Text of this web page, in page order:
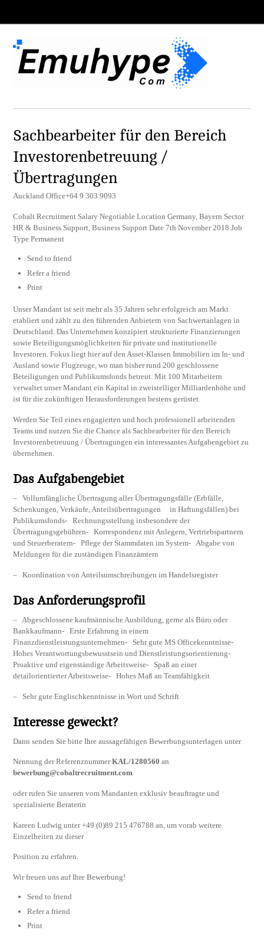
Sachbearbeiter für den Bereich
Investorenbetreuung /
Übertragungen
Auckland Office+64 9 303 9093
Cobalt Recruitment Salary Negotiable Location Germany, Bayern Sector
HR & Business Support, Business Support Date 7th November 2018 Job
Type Permanent
Send to friend
Refer a friend
Print
Unser Mandant ist seit mehr als 35 Jahren sehr erfolgreich am Markt
etabliert und zählt zu den führenden Anbietern von Sachwertanlagen in
Deutschland. Das Unternehmen konzipiert strukturierte Finanzierungen
sowie Beteiligungsmöglichkeiten für private und institutionelle
Investoren. Fokus liegt hier auf den Asset-Klassen Immobilien im In- und
Ausland sowie Flugzeuge, wo man bisher rund 200 geschlossene
Beteiligungen und Publikumsfonds betreut. Mit 100 Mitarbeitern
verwaltet unser Mandant ein Kapital in zweistelliger Milliardenhöhe und
ist für die zukünftigen Herausforderungen bestens gerüstet.
Werden Sie Teil eines engagierten und hoch professionell arbeitenden
Teams und nutzen Sie die Chance als Sachbearbeiter für den Bereich
Investorenbetreuung / Übertragungen ein interessantes Aufgabengebiet zu
übernehmen.
Das Aufgabengebiet
– Vollumfängliche Übertragung aller Übertragungsfälle (Erbfälle,
Schenkungen, Verkäufe, Anteilsübertragungen in Haftungsfällen) bei
Publikumsfonds- Rechnungsstellung insbesondere der
Übertragungsgebühren- Korrespondenz mit Anlegern, Vertriebspartnern
und Steuerberatern- Pflege der Stammdaten im System- Abgabe von
Meldungen für die zuständigen Finanzämtern
– Koordination von Anteilsumschreibungen im Handelsregister
Das Anforderungsprofil
– Abgeschlossene kaufmännische Ausbildung, gerne als Büro oder
Bankkaufmann- Erste Erfahrung in einem
Finanzdienstleistungsunternehmen- Sehr gute MS Officekenntnisse-
Hohes Verantwortungsbewusstsein und Dienstleistungsorientierung-
Proaktive und eigenständige Arbeitsweise- Spaß an einer
detailorientierter Arbeitsweise- Hohes Maß an Teamfähigkeit
– Sehr gute Englischkenntnisse in Wort und Schrift
Interesse geweckt?
Dann senden Sie bitte Ihre aussagefähigen Bewerbungsunterlagen unter
Nennung der ReferenznummerKAL/1280560 an
bewerbung@cobaltrecruitment.com
oder rufen Sie unseren vom Mandanten exklusiv beauftragte und
spezialisierte Beraterin
Kareen Ludwig unter +49 (0)89 215 476788 an, um vorab weitere
Einzelheiten zu dieser
Position zu erfahren.
Wir freuen uns auf Ihre Bewerbung!
Send to friend
Refer a friend
Print